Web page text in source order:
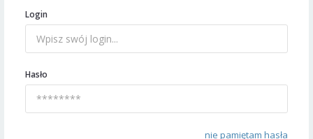
Login
Hasło
nie pamiętam hasła